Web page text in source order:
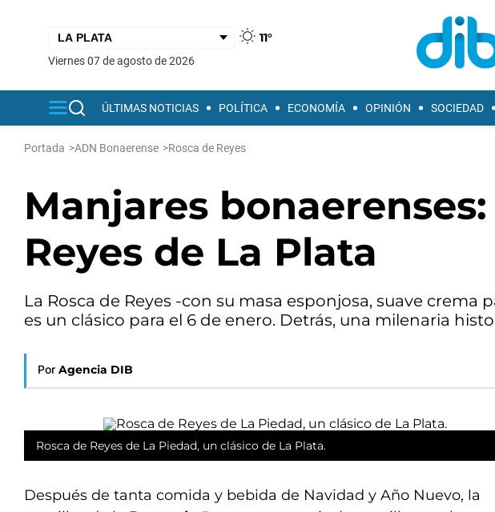
11°
viernes 07 de agosto de 2026
ÚLTIMAS NOTICIAS POLÍTICA ECONOMÍA OPINIÓN SOCIEDAD
Portada >ADN Bonaerense >Rosca de Reyes
Manjares
Reyes de La Plata
La Rosca de Reyes -con su masa esponjosa, suave
es un clásico para el 6 de enero. Detrás, una milenaria
Por Agencia DIB
Rosca de Reyes de La Piedad, un clásico de La Plata.
Después de tanta comida y bebida de Navidad y Año Nuevo, la